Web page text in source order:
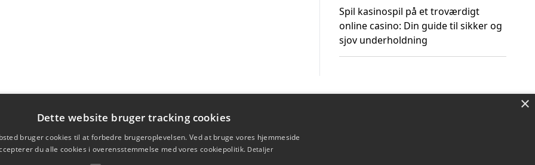
Spil kasinospil på et troværdigt
online casino: Din guide til sikker og
sjov underholdning
×
Dette website bruger tracking cookies
bruger cookies til at forbedre brugeroplevelsen. Ved at bruge vores hjemmeside
du alle cookies i overensstemmelse med vores cookiepolitik. Detaljer